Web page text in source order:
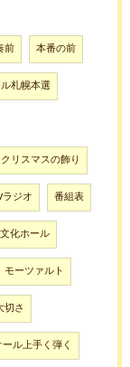
前 本番の前
札幌本選
クリスマスの飾り
ラジオ 番組表
化ホール
モーツァルト
切さ
ル上手く弾く